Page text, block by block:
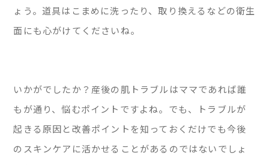
ょう。道具はこまめに洗ったり、取り換えるなどの衛生
面にも心がけてくださいね。
いかがでしたか？産後の肌トラブルはママであれば誰
もが通り、悩むポイントですよね。でも、トラブルが
起きる原因と改善ポイントを知っておくだけでも今後
のスキンケアに活かせることがあるのではないでしょ